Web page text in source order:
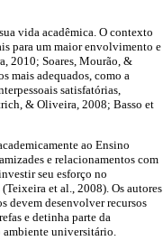
vida acadêmica. O contexto
para um maior envolvimento e
2010; Soares, Mourão, &
mais adequados, como a
satisfatórias,
& Oliveira, 2008; Basso et
ao Ensino
e relacionamentos com
seu esforço no
et al., 2008). Os autores
devem desenvolver recursos
e detinha parte da
ambiente universitário.